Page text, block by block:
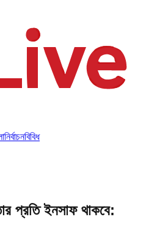
নির্বাচনবিবিধ
প্রতি ইনসাফ থাকবে: